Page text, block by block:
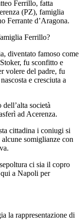
Ferrillo, fatta
(PZ), famiglia
Ferrante d’Aragona.
Ferrillo?
diventato famoso come
fu sconfitto e
volere del padre, fu
e cresciuta a
società
ad Acerenza.
cittadina i coniugi si
somiglianze con
ci sia il copro
a Napoli per
la rappresentazione di